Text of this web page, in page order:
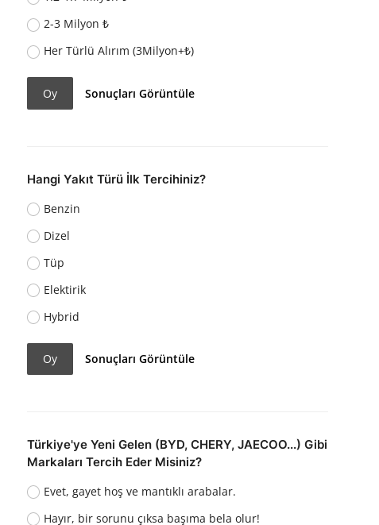
2-3 Milyon ₺
Her Türlü Alırım (3Milyon+₺)
Oy Sonuçları Görüntüle
Hangi Yakıt Türü İlk Tercihiniz?
Benzin
Dizel
Tüp
Elektirik
Hybrid
Oy Sonuçları Görüntüle
Türkiye'ye Yeni Gelen (BYD, CHERY, JAECOO...) Gibi
Markaları Tercih Eder Misiniz?
Evet, gayet hoş ve mantıklı arabalar.
Hayır, bir sorunu çıksa başıma bela olur!